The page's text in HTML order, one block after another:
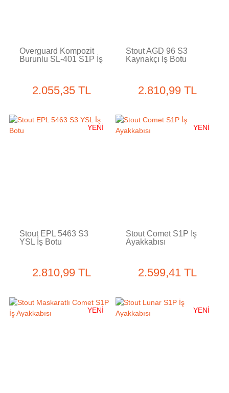
Overguard Kompozit
Burunlu SL-401 S1P İş
2.055,35 TL
Stout AGD 96 S3
Kaynakçı İş Botu
2.810,99 TL
YENİ
Stout EPL 5463 S3
YSL İş Botu
2.810,99 TL
YENİ
Stout Comet S1P İş
Ayakkabısı
2.599,41 TL
YENİ YENİ